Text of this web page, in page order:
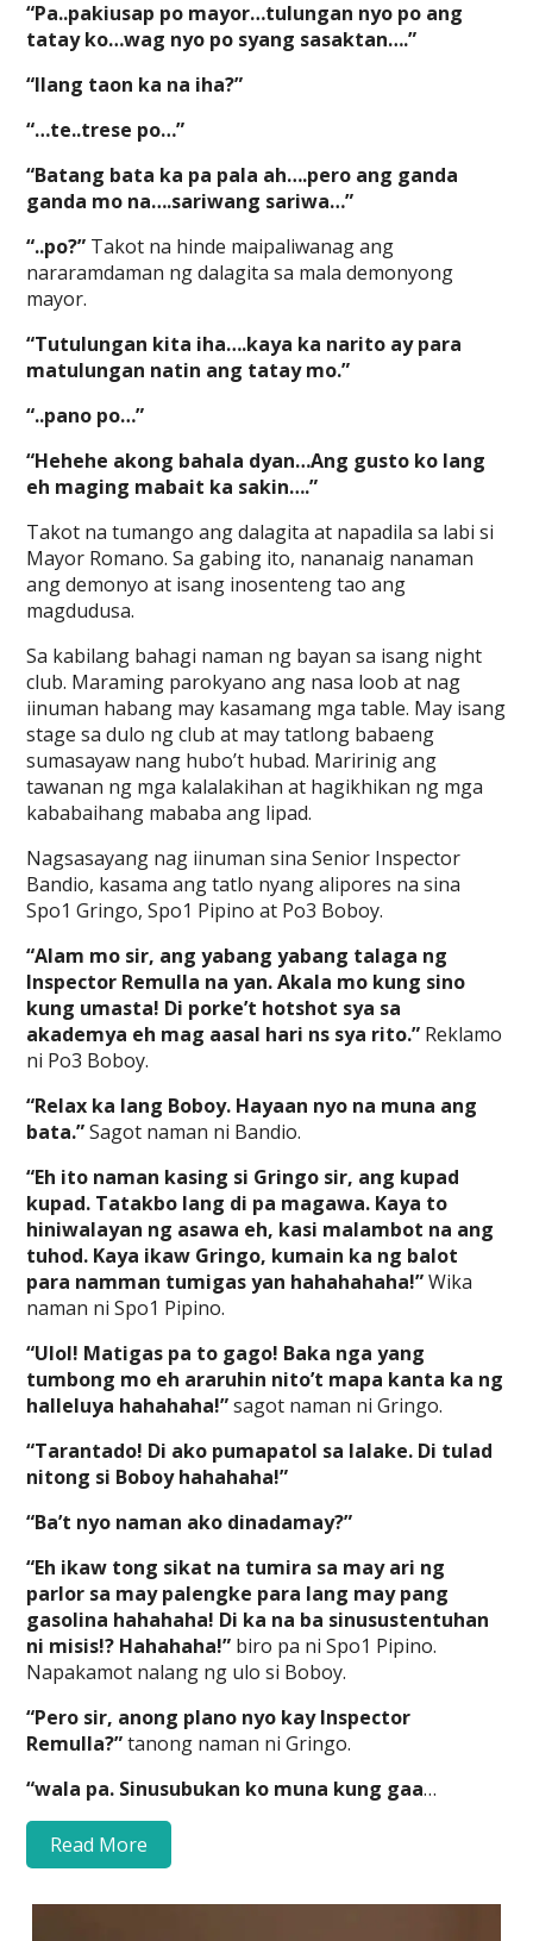
“Pa..pakiusap po mayor…tulungan nyo po ang
tatay ko…wag nyo po syang sasaktan….”
“Ilang taon ka na iha?”
“…te..trese po…”
“Batang bata ka pa pala ah….pero ang ganda
ganda mo na….sariwang sariwa…”
“..po?” Takot na hinde maipaliwanag ang
nararamdaman ng dalagita sa mala demonyong
mayor.
“Tutulungan kita iha….kaya ka narito ay para
matulungan natin ang tatay mo.”
“..pano po…”
“Hehehe akong bahala dyan…Ang gusto ko lang
eh maging mabait ka sakin….”
Takot na tumango ang dalagita at napadila sa labi si
Mayor Romano. Sa gabing ito, nananaig nanaman
ang demonyo at isang inosenteng tao ang
magdudusa.
Sa kabilang bahagi naman ng bayan sa isang night
club. Maraming parokyano ang nasa loob at nag
iinuman habang may kasamang mga table. May isang
stage sa dulo ng club at may tatlong babaeng
sumasayaw nang hubo’t hubad. Maririnig ang
tawanan ng mga kalalakihan at hagikhikan ng mga
kababaihang mababa ang lipad.
Nagsasayang nag iinuman sina Senior Inspector
Bandio, kasama ang tatlo nyang alipores na sina
Spo1 Gringo, Spo1 Pipino at Po3 Boboy.
“Alam mo sir, ang yabang yabang talaga ng
Inspector Remulla na yan. Akala mo kung sino
kung umasta! Di porke’t hotshot sya sa
akademya eh mag aasal hari ns sya rito.” Reklamo
ni Po3 Boboy.
“Relax ka lang Boboy. Hayaan nyo na muna ang
bata.”Sagot naman ni Bandio.
“Eh ito naman kasing si Gringo sir, ang kupad
kupad. Tatakbo lang di pa magawa. Kaya to
hiniwalayan ng asawa eh, kasi malambot na ang
tuhod. Kaya ikaw Gringo, kumain ka ng balot
para namman tumigas yan hahahahaha!”Wika
naman ni Spo1 Pipino.
“Ulol! Matigas pa to gago! Baka nga yang
tumbong mo eh araruhin nito’t mapa kanta ka ng
halleluya hahahaha!”sagot naman ni Gringo.
“Tarantado! Di ako pumapatol sa lalake. Di tulad
nitong si Boboy hahahaha!”
“Ba’t nyo naman ako dinadamay?”
“Eh ikaw tong sikat na tumira sa may ari ng
parlor sa may palengke para lang may pang
gasolina hahahaha! Di ka na ba sinusustentuhan
ni misis!? Hahahaha!” biro pa ni Spo1 Pipino.
Napakamot nalang ng ulo si Boboy.
“Pero sir, anong plano nyo kay Inspector
Remulla?”tanong naman ni Gringo.
“wala pa. Sinusubukan ko muna kung gaa…
Read More